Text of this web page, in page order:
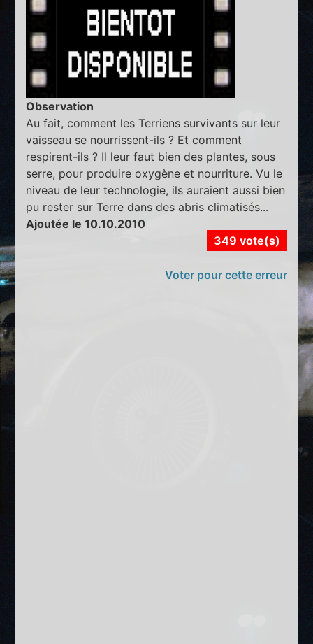
Observation
Au fait, comment les Terriens survivants sur leur
vaisseau se nourrissent-ils ? Et comment
respirent-ils ? Il leur faut bien des plantes, sous
serre, pour produire oxygène et nourriture. Vu le
niveau de leur technologie, ils auraient aussi bien
pu rester sur Terre dans des abris climatisés...
Ajoutée le 10.10.2010
349 vote(s)
Voter pour cette erreur